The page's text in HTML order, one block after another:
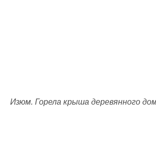
Изюм. Горела крыша деревянного